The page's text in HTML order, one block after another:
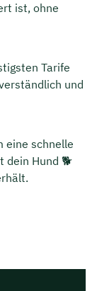
ist, ohne
Tarife
und
eine schnelle
dein Hund 🐕